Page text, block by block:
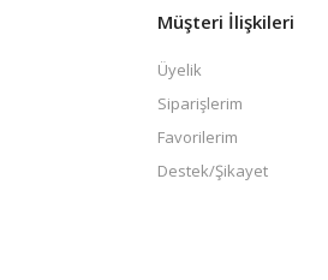
Müşteri İlişkileri
Üyelik
Siparişlerim
Favorilerim
Destek/Şikayet